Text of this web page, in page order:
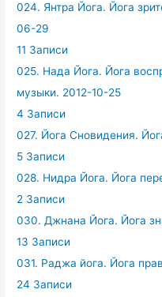
024. Янтра Йога. Йога
06-29
11 Записи
025. Нада Йога. Йога
музыки. 2012-10-25
4 Записи
027. Йога Сновидения.
5 Записи
028. Нидра Йога. Йога
2 Записи
030. Джнана Йога. Йога
13 Записи
031. Раджа йога. Йога
24 Записи